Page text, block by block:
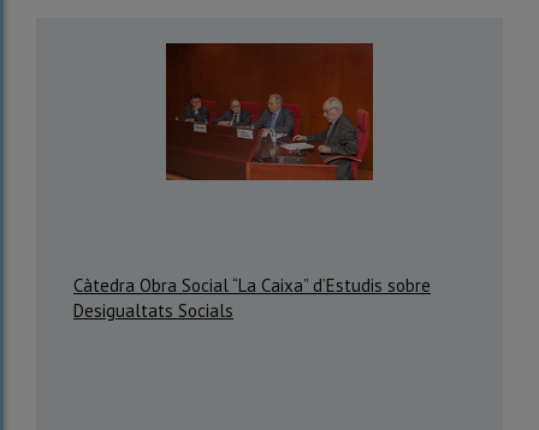
Càtedra Obra Social “La Caixa” d’Estudis sobre
Desigualtats Socials